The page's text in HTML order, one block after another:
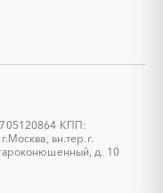
КПП:
вн.тер.г.
д. 10